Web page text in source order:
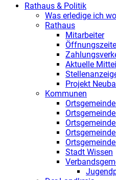
Rathaus & Politik
Was erledige ich
Rathaus
Mitarbeiter
Aktuelle
Projekt
Kommunen
Stadt Wissen